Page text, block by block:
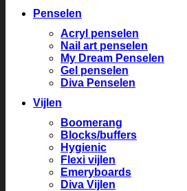
Penselen
Acryl penselen
Nail art penselen
My Dream Penselen
Gel penselen
Diva Penselen
Vijlen
Boomerang
Blocks/buffers
Hygienic
Flexi vijlen
Emeryboards
Diva Vijlen